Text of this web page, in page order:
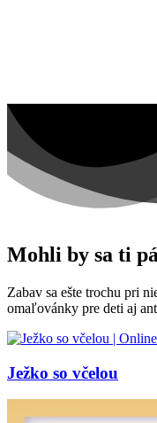
Mohli by sa ti
Zabav sa ešte trochu pri
omaľovánky pre deti aj
Ježko so včelou